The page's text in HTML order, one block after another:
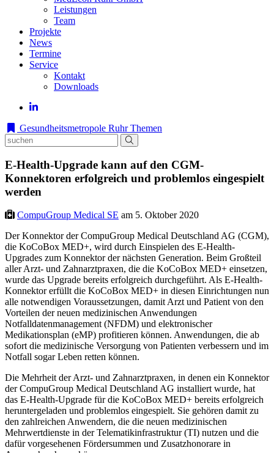
Leistungen
Team
Projekte
News
Termine
Service
Kontakt
Downloads
Gesundheitsmetropole Ruhr Themen
E-Health-Upgrade kann auf den CGM-
Konnektoren erfolgreich und problemlos eingespielt
werden
CompuGroup Medical SE am 5. Oktober 2020
Der Konnektor der CompuGroup Medical Deutschland AG (CGM),
die KoCoBox MED+, wird durch Einspielen des E-Health-
Upgrades zum Konnektor der nächsten Generation. Beim Großteil
aller Arzt- und Zahnarztpraxen, die die KoCoBox MED+ einsetzen,
wurde das Upgrade bereits erfolgreich durchgeführt. Als E-Health-
Konnektor erfüllt die KoCoBox MED+ in diesen Einrichtungen nun
alle notwendigen Voraussetzungen, damit Arzt und Patient von den
Vorteilen der neuen medizinischen Anwendungen
Notfalldatenmanagement (NFDM) und elektronischer
Medikationsplan (eMP) profitieren können. Anwendungen, die ab
sofort die medizinische Versorgung von Patienten verbessern und im
Notfall sogar Leben retten können.
Die Mehrheit der Arzt- und Zahnarztpraxen, in denen ein Konnektor
der CompuGroup Medical Deutschland AG installiert wurde, hat
das E-Health-Upgrade für die KoCoBox MED+ bereits erfolgreich
heruntergeladen und problemlos eingespielt. Sie gehören damit zu
den zahlreichen Anwendern, die die neuen medizinischen
Mehrwertdienste in der Telematikinfrastruktur (TI) nutzen und die
dafür vorgesehenen Fördersummen und Zusatzhonorare in